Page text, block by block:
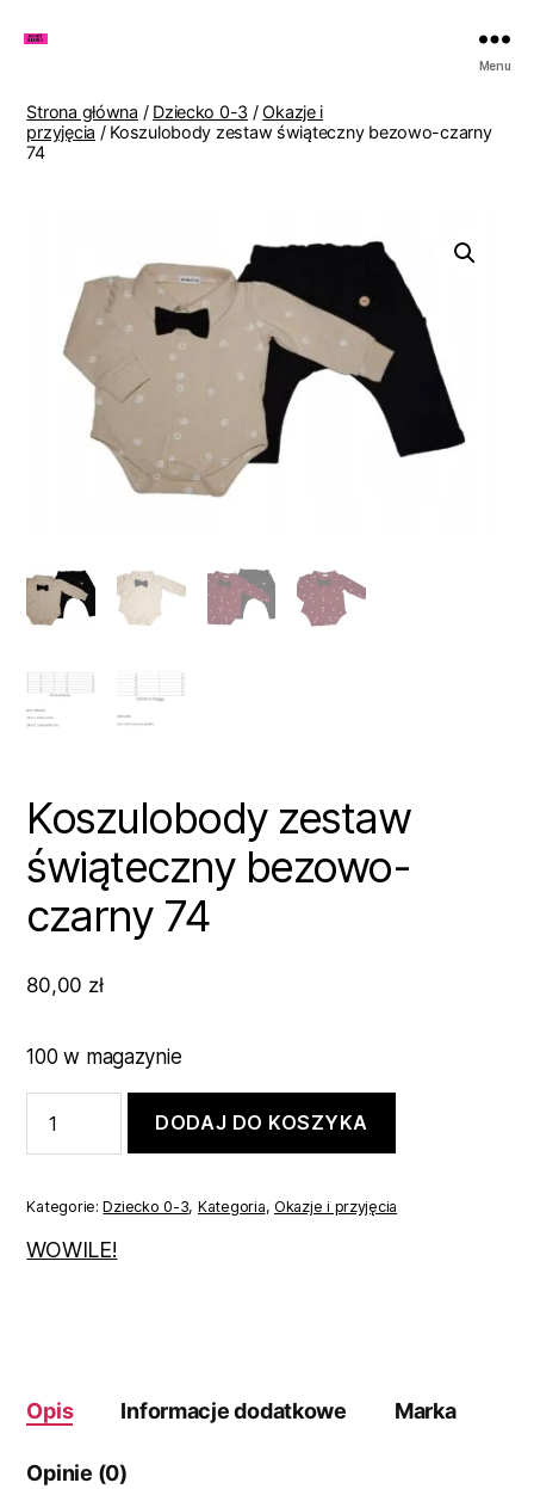
Lenki
Menu
Strona główna / Dziecko 0-3 /Okazje i
przyjęcia / Koszulobody zestaw świąteczny bezowo-czarny
74
Koszulobody zestaw
świąteczny bezowo-
czarny 74
80,00 zł
100 w magazynie
Koszulobody
zestaw
bezowo-
czarny
74
DODAJ DO KOSZYKA
Kategorie:Dziecko 0-3, Kategoria, Okazje i przyjęcia
WOWILE!
Opis Informacje dodatkowe Marka
Opinie (0)